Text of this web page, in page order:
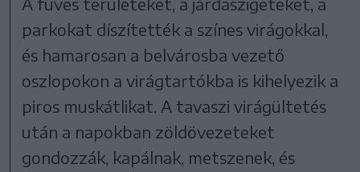
parkokat díszítették a színes virágokkal,
és hamarosan a belvárosba vezető
oszlopokon a virágtartókba is kihelyezik a
piros muskátlikat. A tavaszi virágültetés
után a napokban zöldövezeteket
gondozzák, kapálnak, metszenek, és